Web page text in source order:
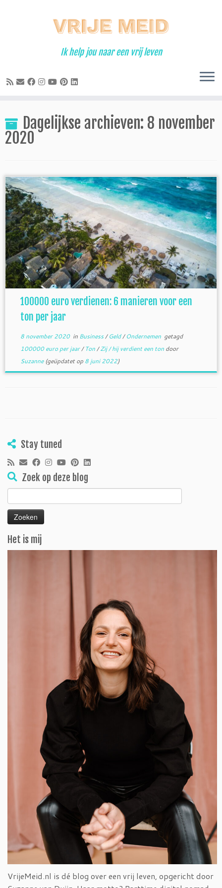
Ik help jou naar een vrij leven
Dagelijkse archieven: 8 november
2020
100000 euro verdienen: 6 manieren voor een
ton per jaar
8 november 2020in Business/Geld/Ondernemen getagd
100000 euro per jaar/Ton/Zij / hij verdient een ton door
Suzanne(geüpdatet op 8 juni 2022)
Stay tuned
Zoek op deze blog
Zoeken
naar:
Het is mij
VrijeMeid.nl is dé blog over een vrij leven, opgericht door